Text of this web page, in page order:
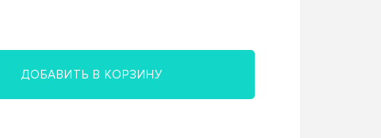
ДОБАВИТЬ В КОРЗИНУ